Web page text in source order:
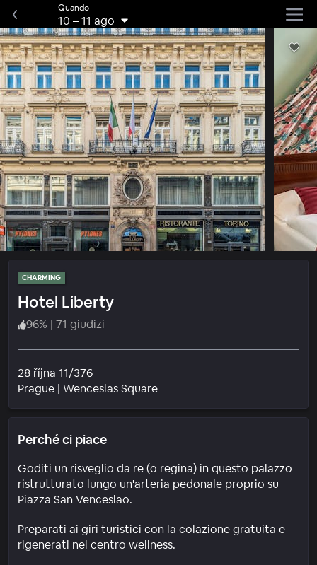
Quando
10 –11 ago
CHARMING
Hotel Liberty
96% | 71 giudizi
28 října 11/376
Prague | Wenceslas SquareQuartiere
Perché ci piace
Goditi un risveglio da re (o regina) in questo palazzo
ristrutturato lungo un'arteria pedonale proprio su
Piazza San Venceslao.
Preparati ai giri turistici con la colazione gratuita e
rigenerati nel centro wellness.